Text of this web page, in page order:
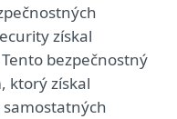
získal
bezpečnostný
ktorý získal
samostatných